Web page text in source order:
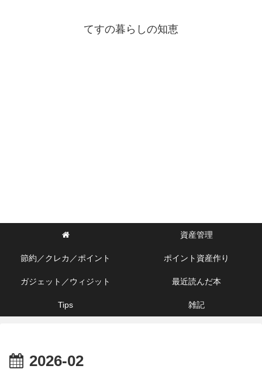
てすの暮らしの知恵
資産管理
節約／クレカ／ポイント ポイント資産作り
ガジェット／ウィジット 最近読んだ本
Tips 雑記
2026-02